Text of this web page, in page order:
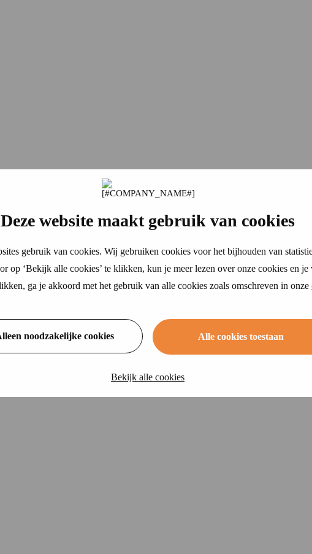
Deze website maakt gebruik van cookies
gebruik van cookies. Wij gebruiken cookies voor het bijhouden van
op ‘Bekijk alle cookies’ te klikken, kun je meer lezen over onze cookies en
ga je akkoord met het gebruik van alle cookies zoals omschreven in onze
noodzakelijke cookies Alle cookies toestaan
Bekijk alle cookies